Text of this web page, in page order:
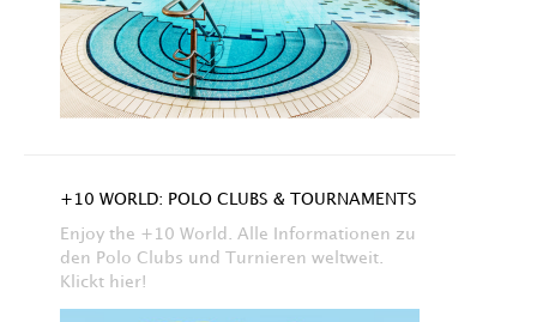
+10 WORLD: POLO CLUBS & TOURNAMENTS
Enjoy the +10 World. Alle Informationen zu
den Polo Clubs und Turnieren weltweit.
Klickt hier!